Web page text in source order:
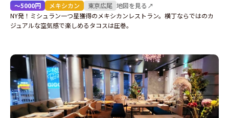
〜5000円 メキシカン 東京広尾 地図を見る↗
NY発！ミシュラン一つ星獲得のメキシカンレストラン。横丁ならではのカ
ジュアルな空気感で楽しめるタコスは圧巻。